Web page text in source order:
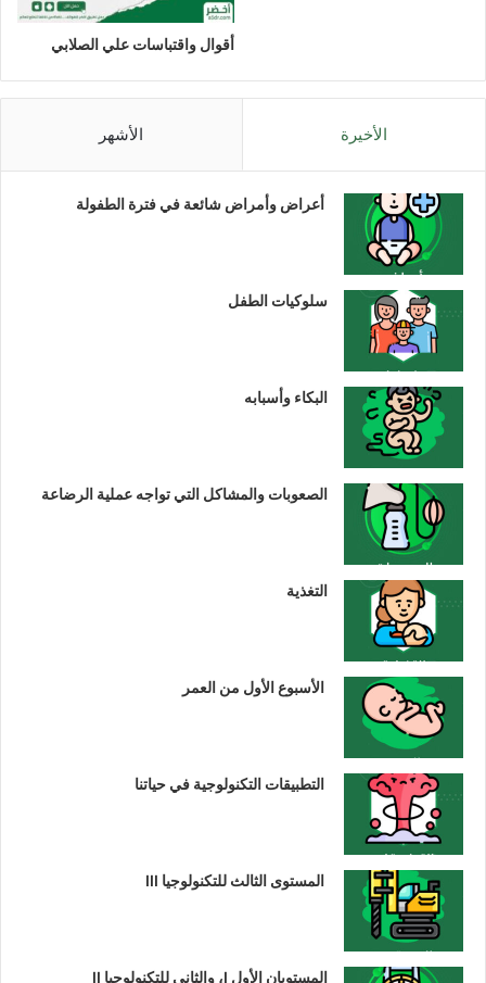
أقوال واقتباسات علي الصلابي
الأخيرة الأشهر
أعراض وأمراض شائعة في فترة الطفولة
سلوكيات الطفل
البكاء وأسبابه
الصعوبات والمشاكل التي تواجه عملية الرضاعة
التغذية
الأسبوع الأول من العمر
التطبيقات التكنولوجية في حياتنا
المستوى الثالث للتكنولوجيا III
المستويان الأول I، والثاني للتكنولوجيا II